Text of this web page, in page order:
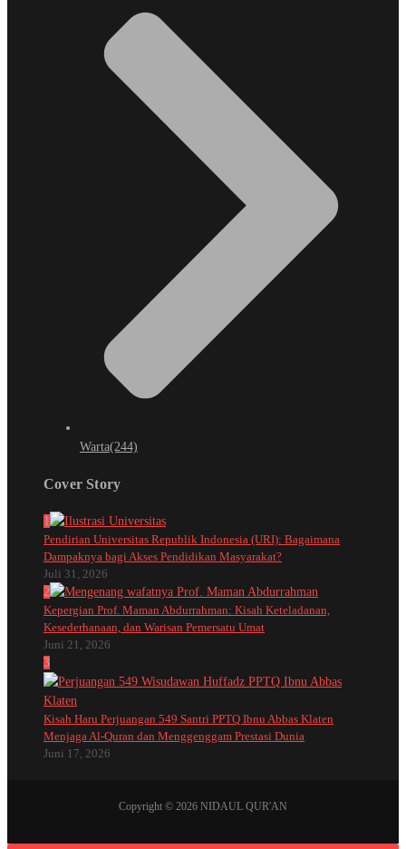
Warta(244)
Cover Story
1
Pendirian Universitas Republik Indonesia (URI): Bagaimana
Dampaknya bagi Akses Pendidikan Masyarakat?
Juli 31, 2026
2
Kepergian Prof. Maman Abdurrahman: Kisah Keteladanan,
Kesederhanaan, dan Warisan Pemersatu Umat
Juni 21, 2026
3
Kisah Haru Perjuangan 549 Santri PPTQ Ibnu Abbas Klaten
Menjaga Al-Quran dan Menggenggam Prestasi Dunia
Juni 17, 2026
Copyright © 2026 NIDAUL QUR'AN